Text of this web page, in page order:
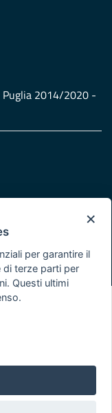
Puglia 2014/2020 -
×
per garantire il
terze parti per
Questi ultimi